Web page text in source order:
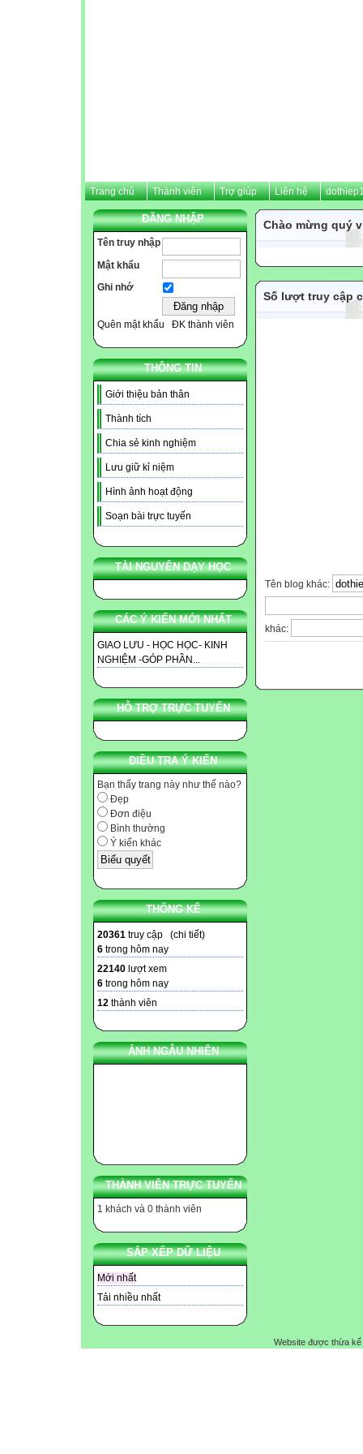
Trang chủ Thành viên Trợ giúp Liên hệ
ĐĂNG NHẬP
Tên truy nhập
Mật khẩu
Ghi nhớ
Quên mật khẩu ĐK thành viên
THÔNG TIN
Giới thiệu bản thân
Thành tích
Chia sẻ kinh nghiệm
Lưu giữ kỉ niệm
Hình ảnh hoạt động
Soạn bài trực tuyến
TÀI NGUYÊN DẠY HỌC
CÁC Ý KIẾN MỚI NHẤT
GIAO LƯU - HỌC HỌC- KINH
NGHIỆM -GÓP PHẦN...
HỖ TRỢ TRỰC TUYẾN
ĐIỀU TRA Ý KIẾN
Bạn thấy trang này như thế nào?
Đẹp
Đơn điệu
Bình thường
Ý kiến khác
THỐNG KÊ
20361 truy cập (chi tiết)
6 trong hôm nay
22140 lượt xem
6 trong hôm nay
12 thành viên
ẢNH NGẪU NHIÊN
THÀNH VIÊN TRỰC TUYẾN
1 khách và 0 thành viên
SẮP XẾP DỮ LIỆU
Mới nhất
Tải nhiều nhất
Chào mừng quý
Số lượt truy cập
Tên blog khác:
khác:
Website được thừa